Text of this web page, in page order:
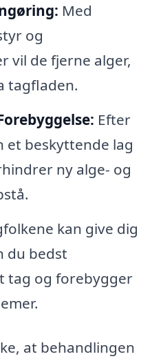
Med
og
vil de fjerne alger,
tagfladen.
Efter
et beskyttende lag
ny alge- og
kan give dig
du bedst
tag og forebygger
at behandlingen